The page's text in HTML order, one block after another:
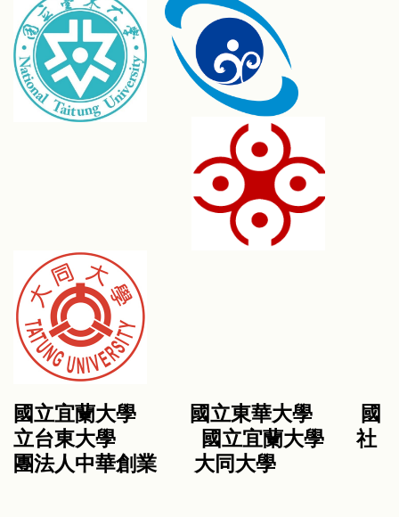
國立宜蘭大學 國立東華大學 國
立台東大學 國立宜蘭大學 社
團法人中華創業 大同大學